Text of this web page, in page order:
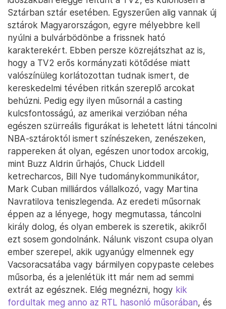
Sztárban sztár esetében. Egyszerűen alig vannak új
sztárok Magyarországon, egyre mélyebbre kell
nyúlni a bulvárbödönbe a frissnek ható
karakterekért. Ebben persze közrejátszhat az is,
hogy a TV2 erős kormányzati kötődése miatt
valószínüleg korlátozottan tudnak ismert, de
kereskedelmi tévében ritkán szereplő arcokat
behúzni. Pedig egy ilyen műsornál a casting
kulcsfontosságú, az amerikai verzióban néha
egészen szürreális figurákat is lehetett látni táncolni
NBA-sztároktól ismert színészeken, zenészeken,
rappereken át olyan, egészen unortodox arcokig,
mint Buzz Aldrin űrhajós, Chuck Liddell
ketrecharcos, Bill Nye tudománykommunikátor,
Mark Cuban milliárdos vállalkozó, vagy Martina
Navratilova teniszlegenda. Az eredeti műsornak
éppen az a lényege, hogy megmutassa, táncolni
király dolog, és olyan emberek is szeretik, akikről
ezt sosem gondolnánk. Nálunk viszont csupa olyan
ember szerepel, akik ugyanúgy elmennek egy
Vacsoracsatába vagy bármilyen copypaste celebes
műsorba, és a jelenlétük itt már nem ad semmi
extrát az egésznek. Elég megnézni, hogy kik
fordultak meg anno az RTL hasonló műsorában, és